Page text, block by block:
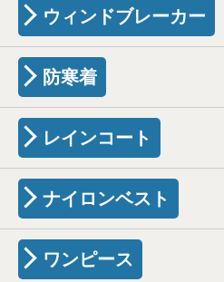
ウィンドブレーカー
防寒着
レインコート
ナイロンベスト
ワンピース